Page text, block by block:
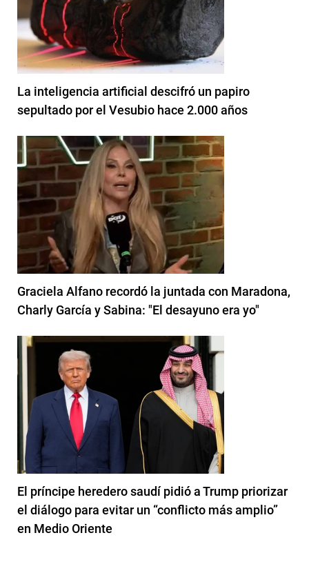
La inteligencia artificial descifró un papiro
sepultado por el Vesubio hace 2.000 años
Graciela Alfano recordó la juntada con Maradona,
Charly García y Sabina: "El desayuno era yo"
El príncipe heredero saudí pidió a Trump priorizar
el diálogo para evitar un “conflicto más amplio”
en Medio Oriente